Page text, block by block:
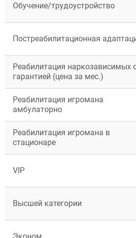
Обучение/трудоустройство
Постреабилитационная
Реабилитация наркозависимых
гарантией (цена за мес.)
Реабилитация игромана
амбулаторно
Реабилитация игромана в
стационаре
VIP
Высшей категории
Эконом
ВЫЗВАТЬ
ЗАПОЛНИТЕ
Заполните форму
Егорьевск
Жуковский
Ивантеевка
Коломна
Лобня
Люберцы
Мытищи
Наро-Фоминск
Ногинск
Одинцово
Орехово-Зуево
Подольск
Пушкино
Реутов
Серпухов
Химки
Чехов
Щёлково